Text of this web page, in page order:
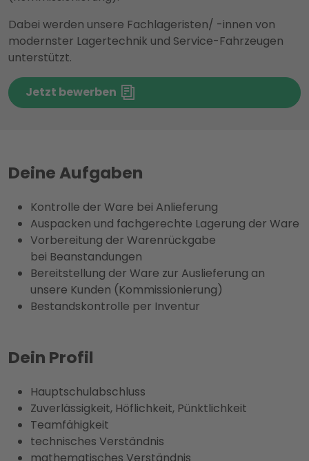
Dabei werden unsere Fachlageristen/ -innen von
modernster Lagertechnik und Service-Fahrzeugen
unterstützt.
Jetzt bewerben
Deine Aufgaben
Kontrolle der Ware bei Anlieferung
Auspacken und fachgerechte Lagerung der Ware
Vorbereitung der Warenrückgabe
bei Beanstandungen
Bereitstellung der Ware zur Auslieferung an
unsere Kunden (Kommissionierung)
Bestandskontrolle per Inventur
Dein Profil
Hauptschulabschluss
Zuverlässigkeit, Höflichkeit, Pünktlichkeit
Teamfähigkeit
technisches Verständnis
mathematisches Verständnis